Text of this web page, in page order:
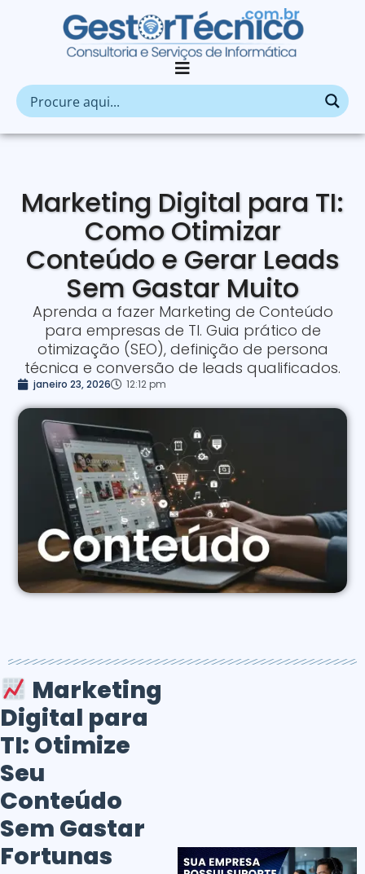
Marketing Digital para TI:
Como Otimizar
Conteúdo e Gerar Leads
Sem Gastar Muito
Aprenda a fazer Marketing de Conteúdo
para empresas de TI. Guia prático de
otimização (SEO), definição de persona
técnica e conversão de leads qualificados.
janeiro 23, 2026 12:12 pm
Marketing
Digital para
TI: Otimize
Seu
Conteúdo
Sem Gastar
Fortunas